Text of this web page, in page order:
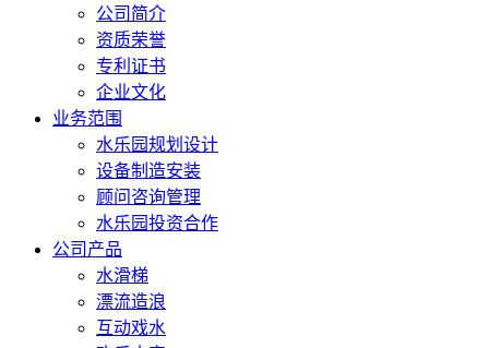
公司简介
资质荣誉
专利证书
企业文化
业务范围
水乐园规划设计
设备制造安装
顾问咨询管理
水乐园投资合作
公司产品
水滑梯
漂流造浪
互动戏水